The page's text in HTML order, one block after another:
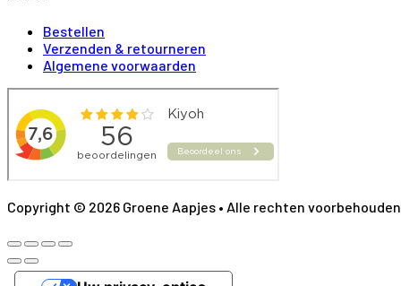
Bestellen
Verzenden & retourneren
Algemene voorwaarden
Copyright © 2026 Groene Aapjes • Alle rechten